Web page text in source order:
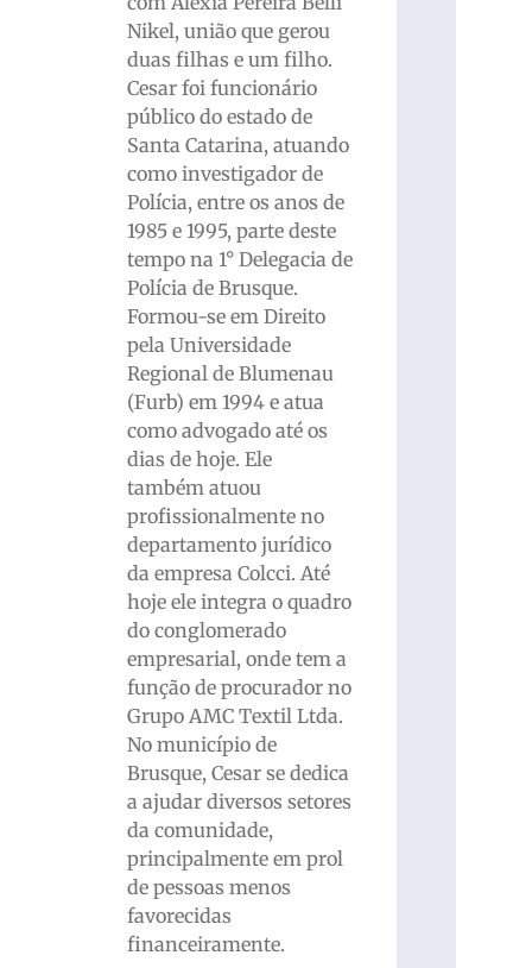
Nikel, união que gerou
duas filhas e um filho.
Cesar foi funcionário
público do estado de
Santa Catarina, atuando
como investigador de
Polícia, entre os anos de
1985 e 1995, parte deste
tempo na 1° Delegacia de
Polícia de Brusque.
Formou-se em Direito
pela Universidade
Regional de Blumenau
(Furb) em 1994 e atua
como advogado até os
dias de hoje. Ele
também atuou
profissionalmente no
departamento jurídico
da empresa Colcci. Até
hoje ele integra o quadro
do conglomerado
empresarial, onde tem a
função de procurador no
Grupo AMC Textil Ltda.
No município de
Brusque, Cesar se dedica
a ajudar diversos setores
da comunidade,
principalmente em prol
de pessoas menos
favorecidas
financeiramente.